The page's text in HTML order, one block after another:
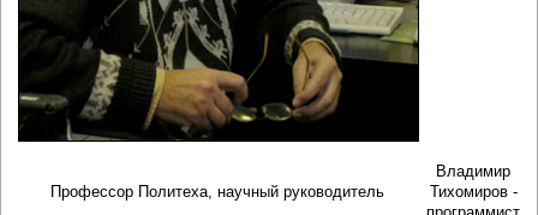
Профессор Политеха, научный руководитель
Владимир
Тихомиров -